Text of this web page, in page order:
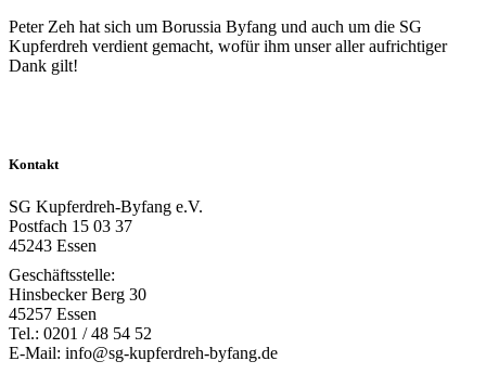
Peter Zeh hat sich um Borussia Byfang und auch um die SG
Kupferdreh verdient gemacht, wofür ihm unser aller aufrichtiger
Dank gilt!
Kontakt
SG Kupferdreh-Byfang e.V.
Postfach 15 03 37
45243 Essen
Geschäftsstelle:
Hinsbecker Berg 30
45257 Essen
Tel.: 0201 / 48 54 52
E-Mail: info@sg-kupferdreh-byfang.de